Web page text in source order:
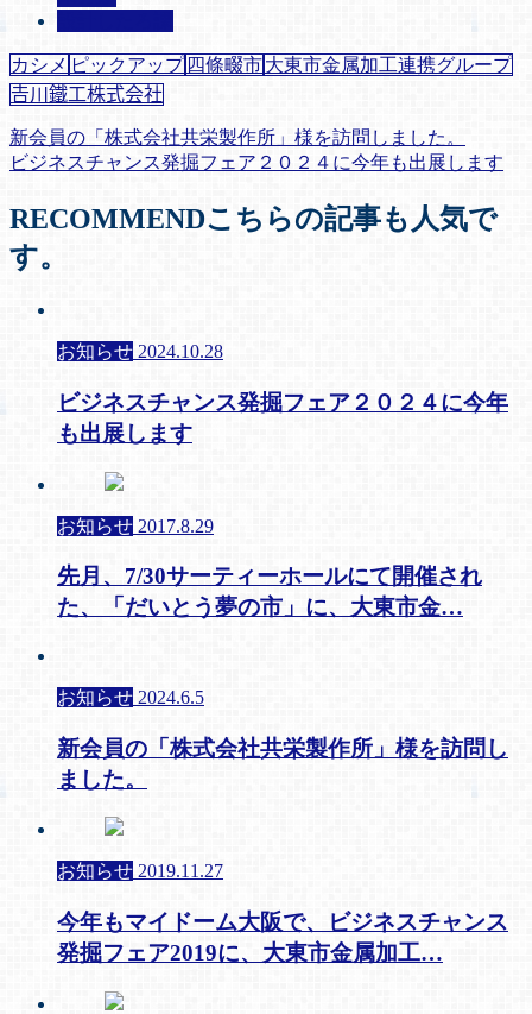
カシメ ピックアップ 四條畷市大東市金属加工連携グループ
𠮷川鐵工株式会社
新会員の「株式会社共栄製作所」様を訪問しました。
ビジネスチャンス発掘フェア２０２４に今年も出展します
RECOMMENDこちらの記事も人気で
す。
お知らせ 2024.10.28
ビジネスチャンス発掘フェア２０２４に今年
も出展します
お知らせ 2017.8.29
先月、7/30サーティーホールにて開催され
た、「だいとう夢の市」に、大東市金…
お知らせ 2024.6.5
新会員の「株式会社共栄製作所」様を訪問し
ました。
お知らせ 2019.11.27
今年もマイドーム大阪で、ビジネスチャンス
発掘フェア2019に、大東市金属加工…